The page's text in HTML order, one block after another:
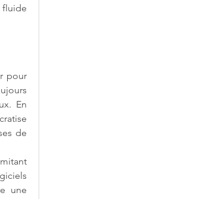
fluide
pour
En
de
une